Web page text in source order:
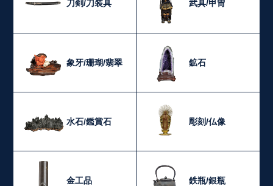
刀剣/刀装具 武具/甲冑
象牙/珊瑚/翡翠 鉱石
水石/鑑賞石 彫刻/仏像
金工品 鉄瓶/銀瓶